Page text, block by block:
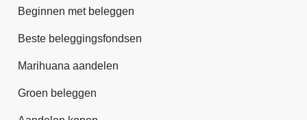
Beginnen met beleggen
Beste beleggingsfondsen
Marihuana aandelen
Groen beleggen